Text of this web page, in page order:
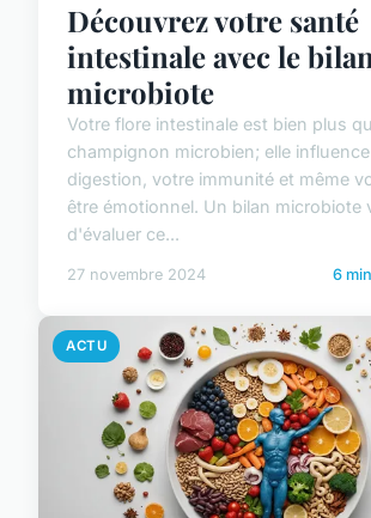
Découvrez votre santé
intestinale avec le bilan
microbiote
Votre flore intestinale est bien plus
champignon microbien; elle
digestion, votre immunité et même
être émotionnel. Un bilan microbiote
d'évaluer ce...
27 novembre 2024 6
ACTU